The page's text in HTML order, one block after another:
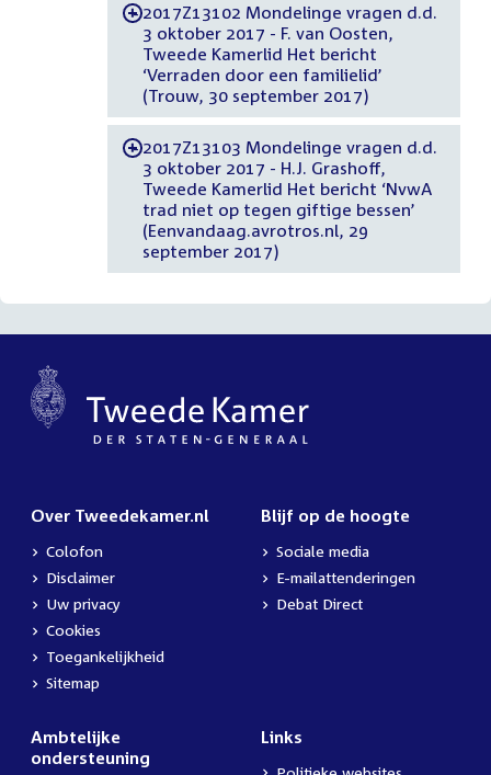
-2017Z13102 Mondelinge vragen d.d.
3 oktober 2017 - F. van Oosten,
Tweede Kamerlid Het bericht
‘Verraden door een familielid’
(Trouw, 30 september 2017)
-2017Z13103 Mondelinge vragen d.d.
3 oktober 2017 - H.J. Grashoff,
Tweede Kamerlid Het bericht ‘NvwA
trad niet op tegen giftige bessen’
(Eenvandaag.avrotros.nl, 29
september 2017)
Over Tweedekamer.nl
Colofon
Disclaimer
Uw privacy
Cookies
Toegankelijkheid
Sitemap
Blijf op de hoogte
Sociale media
E-mailattenderingen
Debat Direct
Ambtelijke
ondersteuning
Links